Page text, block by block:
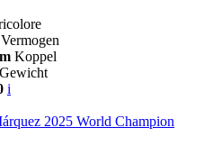
Vermogen
Koppel
Gewicht
i
2025 World Champion